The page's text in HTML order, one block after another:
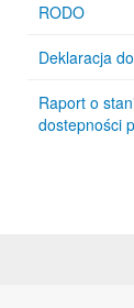
RODO
Deklaracja
Raport o
dostepności